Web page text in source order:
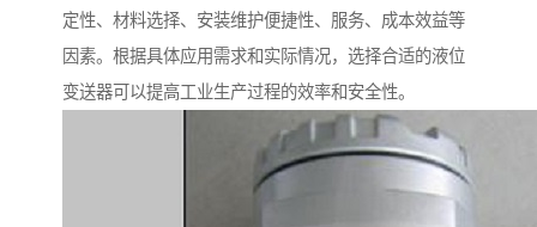
定性、材料选择、安装维护便捷性、服务、成本效益等
因素。根据具体应用需求和实际情况，选择合适的液位
变送器可以提高工业生产过程的效率和安全性。